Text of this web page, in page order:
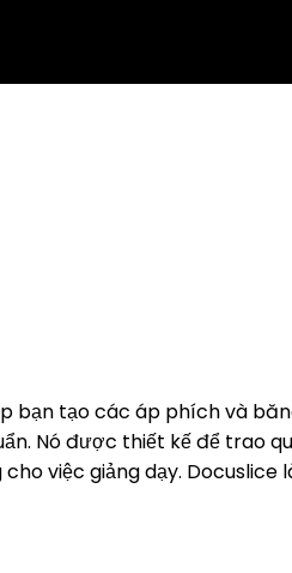
bạn tạo các áp phích và
Nó được thiết kế để trao
việc giảng dạy.